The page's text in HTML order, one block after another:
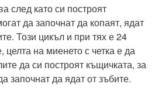
след като си построят
да започнат да копаят, ядат
Този цикъл и при тях е 24
целта на миенето с четка е да
да си построят къщичката, за
започнат да ядат от зъбите.